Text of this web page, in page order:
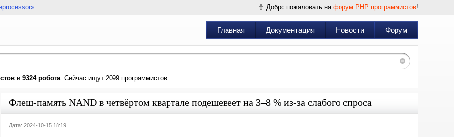
Добро пожаловать на форум PHP программистов!
Главная Документация Новости Форум
и 9324 робота. Сейчас ищут 2099 программистов ...
Флеш-память NAND в четвёртом квартале подешевеет на 3–8 % из-за слабого спроса
Дата: 2024-10-15 18:19